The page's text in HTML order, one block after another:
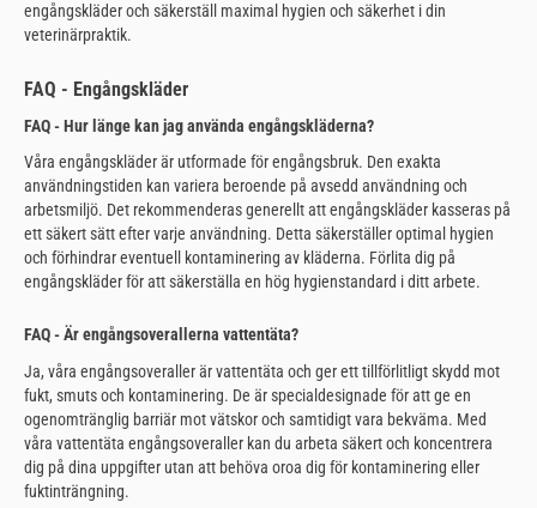
engångskläder och säkerställ maximal hygien och säkerhet i din
veterinärpraktik.
FAQ - Engångskläder
FAQ - Hur länge kan jag använda engångskläderna?
Våra engångskläder är utformade för engångsbruk. Den exakta
användningstiden kan variera beroende på avsedd användning och
arbetsmiljö. Det rekommenderas generellt att engångskläder kasseras på
ett säkert sätt efter varje användning. Detta säkerställer optimal hygien
och förhindrar eventuell kontaminering av kläderna. Förlita dig på
engångskläder för att säkerställa en hög hygienstandard i ditt arbete.
FAQ - Är engångsoverallerna vattentäta?
Ja, våra engångsoveraller är vattentäta och ger ett tillförlitligt skydd mot
fukt, smuts och kontaminering. De är specialdesignade för att ge en
ogenomtränglig barriär mot vätskor och samtidigt vara bekväma. Med
våra vattentäta engångsoveraller kan du arbeta säkert och koncentrera
dig på dina uppgifter utan att behöva oroa dig för kontaminering eller
fuktinträngning.